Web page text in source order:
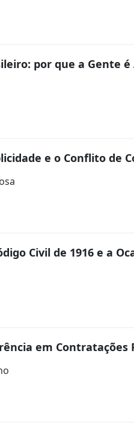
por que a Gente é
e o Conflito de
Civil de 1916 e a
em Contratações